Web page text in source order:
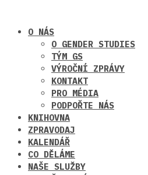
O NÁS
O GENDER STUDIES
TÝM GS
VÝROČNÍ ZPRÁVY
KONTAKT
PRO MÉDIA
PODPOŘTE NÁS
KNIHOVNA
ZPRAVODAJ
KALENDÁŘ
CO DĚLÁME
NAŠE SLUŽBY